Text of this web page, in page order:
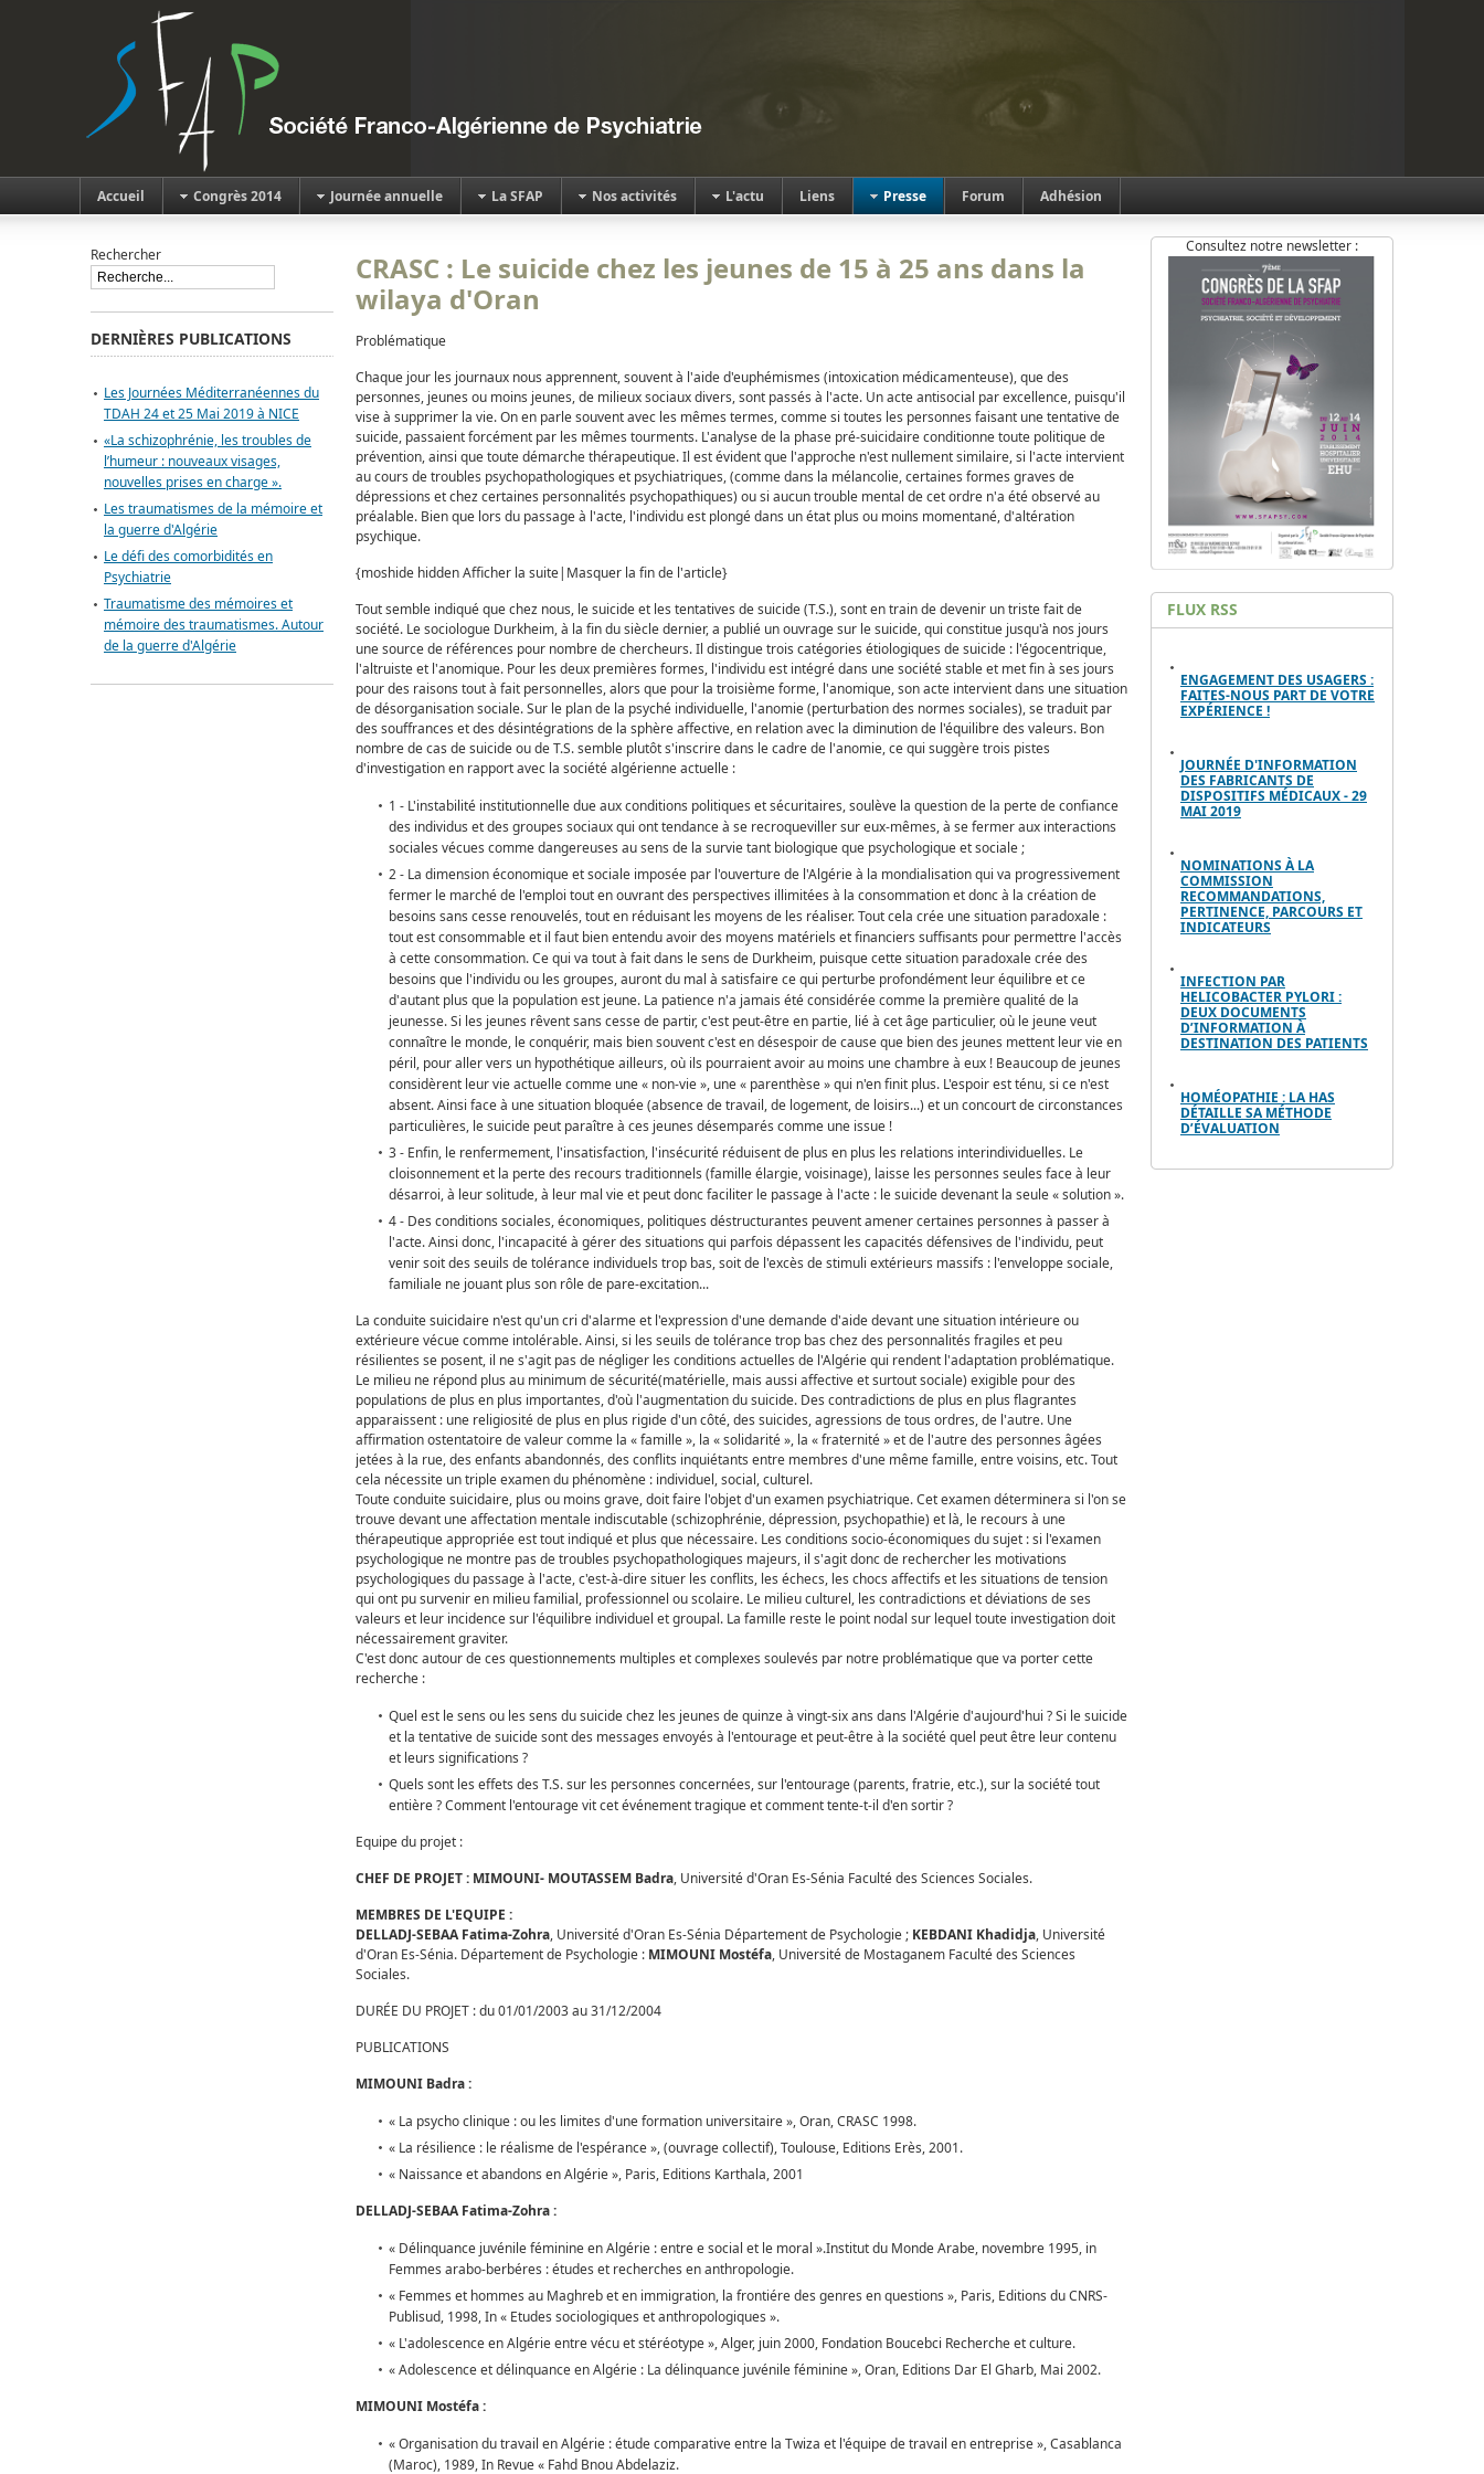
Accueil Congrès 2014 Journée annuelle La SFAP Nos activités L'actu Liens Presse Forum Adhésion
CRASC : Le suicide chez les jeunes de 15 à 25 ans dans la
wilaya d'Oran
Problématique
Chaque jour les journaux nous apprennent, souvent à l'aide d'euphémismes (intoxication médicamenteuse), que des
personnes, jeunes ou moins jeunes, de milieux sociaux divers, sont passés à l'acte. Un acte antisocial par excellence, puisqu'il
vise à supprimer la vie. On en parle souvent avec les mêmes termes, comme si toutes les personnes faisant une tentative de
suicide, passaient forcément par les mêmes tourments. L'analyse de la phase pré-suicidaire conditionne toute politique de
prévention, ainsi que toute démarche thérapeutique. Il est évident que l'approche n'est nullement similaire, si l'acte intervient
au cours de troubles psychopathologiques et psychiatriques, (comme dans la mélancolie, certaines formes graves de
dépressions et chez certaines personnalités psychopathiques) ou si aucun trouble mental de cet ordre n'a été observé au
préalable. Bien que lors du passage à l'acte, l'individu est plongé dans un état plus ou moins momentané, d'altération
psychique.
{moshide hidden Afficher la suite|Masquer la fin de l'article}
Tout semble indiqué que chez nous, le suicide et les tentatives de suicide (T.S.), sont en train de devenir un triste fait de
société. Le sociologue Durkheim, à la fin du siècle dernier, a publié un ouvrage sur le suicide, qui constitue jusqu'à nos jours
une source de références pour nombre de chercheurs. Il distingue trois catégories étiologiques de suicide : l'égocentrique,
l'altruiste et l'anomique. Pour les deux premières formes, l'individu est intégré dans une société stable et met fin à ses jours
pour des raisons tout à fait personnelles, alors que pour la troisième forme, l'anomique, son acte intervient dans une situation
de désorganisation sociale. Sur le plan de la psyché individuelle, l'anomie (perturbation des normes sociales), se traduit par
des souffrances et des désintégrations de la sphère affective, en relation avec la diminution de l'équilibre des valeurs. Bon
nombre de cas de suicide ou de T.S. semble plutôt s'inscrire dans le cadre de l'anomie, ce qui suggère trois pistes
d'investigation en rapport avec la société algérienne actuelle :
1 - L'instabilité institutionnelle due aux conditions politiques et sécuritaires, soulève la question de la perte de confiance
des individus et des groupes sociaux qui ont tendance à se recroqueviller sur eux-mêmes, à se fermer aux interactions
sociales vécues comme dangereuses au sens de la survie tant biologique que psychologique et sociale ;
2 - La dimension économique et sociale imposée par l'ouverture de l'Algérie à la mondialisation qui va progressivement
fermer le marché de l'emploi tout en ouvrant des perspectives illimitées à la consommation et donc à la création de
besoins sans cesse renouvelés, tout en réduisant les moyens de les réaliser. Tout cela crée une situation paradoxale :
tout est consommable et il faut bien entendu avoir des moyens matériels et financiers suffisants pour permettre l'accès
à cette consommation. Ce qui va tout à fait dans le sens de Durkheim, puisque cette situation paradoxale crée des
besoins que l'individu ou les groupes, auront du mal à satisfaire ce qui perturbe profondément leur équilibre et ce
d'autant plus que la population est jeune. La patience n'a jamais été considérée comme la première qualité de la
jeunesse. Si les jeunes rêvent sans cesse de partir, c'est peut-être en partie, lié à cet âge particulier, où le jeune veut
connaître le monde, le conquérir, mais bien souvent c'est en désespoir de cause que bien des jeunes mettent leur vie en
péril, pour aller vers un hypothétique ailleurs, où ils pourraient avoir au moins une chambre à eux ! Beaucoup de jeunes
considèrent leur vie actuelle comme une « non-vie », une « parenthèse » qui n'en finit plus. L'espoir est ténu, si ce n'est
absent. Ainsi face à une situation bloquée (absence de travail, de logement, de loisirs...) et un concourt de circonstances
particulières, le suicide peut paraître à ces jeunes désemparés comme une issue !
3 - Enfin, le renfermement, l'insatisfaction, l'insécurité réduisent de plus en plus les relations interindividuelles. Le
cloisonnement et la perte des recours traditionnels (famille élargie, voisinage), laisse les personnes seules face à leur
désarroi, à leur solitude, à leur mal vie et peut donc faciliter le passage à l'acte : le suicide devenant la seule « solution ».
4 - Des conditions sociales, économiques, politiques déstructurantes peuvent amener certaines personnes à passer à
l'acte. Ainsi donc, l'incapacité à gérer des situations qui parfois dépassent les capacités défensives de l'individu, peut
venir soit des seuils de tolérance individuels trop bas, soit de l'excès de stimuli extérieurs massifs : l'enveloppe sociale,
familiale ne jouant plus son rôle de pare-excitation...
La conduite suicidaire n'est qu'un cri d'alarme et l'expression d'une demande d'aide devant une situation intérieure ou
extérieure vécue comme intolérable. Ainsi, si les seuils de tolérance trop bas chez des personnalités fragiles et peu
résilientes se posent, il ne s'agit pas de négliger les conditions actuelles de l'Algérie qui rendent l'adaptation problématique.
Le milieu ne répond plus au minimum de sécurité(matérielle, mais aussi affective et surtout sociale) exigible pour des
populations de plus en plus importantes, d'où l'augmentation du suicide. Des contradictions de plus en plus flagrantes
apparaissent : une religiosité de plus en plus rigide d'un côté, des suicides, agressions de tous ordres, de l'autre. Une
affirmation ostentatoire de valeur comme la « famille », la « solidarité », la « fraternité » et de l'autre des personnes âgées
jetées à la rue, des enfants abandonnés, des conflits inquiétants entre membres d'une même famille, entre voisins, etc. Tout
cela nécessite un triple examen du phénomène : individuel, social, culturel.
Toute conduite suicidaire, plus ou moins grave, doit faire l'objet d'un examen psychiatrique. Cet examen déterminera si l'on se
trouve devant une affectation mentale indiscutable (schizophrénie, dépression, psychopathie) et là, le recours à une
thérapeutique appropriée est tout indiqué et plus que nécessaire. Les conditions socio-économiques du sujet : si l'examen
psychologique ne montre pas de troubles psychopathologiques majeurs, il s'agit donc de rechercher les motivations
psychologiques du passage à l'acte, c'est-à-dire situer les conflits, les échecs, les chocs affectifs et les situations de tension
qui ont pu survenir en milieu familial, professionnel ou scolaire. Le milieu culturel, les contradictions et déviations de ses
valeurs et leur incidence sur l'équilibre individuel et groupal. La famille reste le point nodal sur lequel toute investigation doit
nécessairement graviter.
C'est donc autour de ces questionnements multiples et complexes soulevés par notre problématique que va porter cette
recherche :
Quel est le sens ou les sens du suicide chez les jeunes de quinze à vingt-six ans dans l'Algérie d'aujourd'hui ? Si le suicide
et la tentative de suicide sont des messages envoyés à l'entourage et peut-être à la société quel peut être leur contenu
et leurs significations ?
Quels sont les effets des T.S. sur les personnes concernées, sur l'entourage (parents, fratrie, etc.), sur la société tout
entière ? Comment l'entourage vit cet événement tragique et comment tente-t-il d'en sortir ?
Equipe du projet :
CHEF DE PROJET : MIMOUNI- MOUTASSEM Badra, Université d'Oran Es-Sénia Faculté des Sciences Sociales.
MEMBRES DE L'EQUIPE :
DELLADJ-SEBAA Fatima-Zohra, Université d'Oran Es-Sénia Département de Psychologie ; KEBDANI Khadidja, Université
d'Oran Es-Sénia. Département de Psychologie : MIMOUNI Mostéfa, Université de Mostaganem Faculté des Sciences
Sociales.
DURÉE DU PROJET : du 01/01/2003 au 31/12/2004
PUBLICATIONS
MIMOUNI Badra :
« La psycho clinique : ou les limites d'une formation universitaire », Oran, CRASC 1998.
« La résilience : le réalisme de l'espérance », (ouvrage collectif), Toulouse, Editions Erès, 2001.
« Naissance et abandons en Algérie », Paris, Editions Karthala, 2001
DELLADJ-SEBAA Fatima-Zohra :
« Délinquance juvénile féminine en Algérie : entre e social et le moral ».Institut du Monde Arabe, novembre 1995, in
Femmes arabo-berbéres : études et recherches en anthropologie.
« Femmes et hommes au Maghreb et en immigration, la frontiére des genres en questions », Paris, Editions du CNRS-
Publisud, 1998, In « Etudes sociologiques et anthropologiques ».
« L'adolescence en Algérie entre vécu et stéréotype », Alger, juin 2000, Fondation Boucebci Recherche et culture.
« Adolescence et délinquance en Algérie : La délinquance juvénile féminine », Oran, Editions Dar El Gharb, Mai 2002.
MIMOUNI Mostéfa :
« Organisation du travail en Algérie : étude comparative entre la Twiza et l'équipe de travail en entreprise », Casablanca
(Maroc), 1989, In Revue « Fahd Bnou Abdelaziz.
Rechercher
DERNIÈRES PUBLICATIONS
Les Journées Méditerranéennes du
TDAH 24 et 25 Mai 2019 à NICE
«La schizophrénie, les troubles de
l’humeur : nouveaux visages,
nouvelles prises en charge ».
Les traumatismes de la mémoire et
la guerre d'Algérie
Le défi des comorbidités en
Psychiatrie
Traumatisme des mémoires et
mémoire des traumatismes. Autour
de la guerre d'Algérie
Consultez notre newsletter :
FLUX RSS
ENGAGEMENT DES USAGERS :
FAITES-NOUS PART DE VOTRE
EXPÉRIENCE !
JOURNÉE D'INFORMATION
DES FABRICANTS DE
DISPOSITIFS MÉDICAUX - 29
MAI 2019
NOMINATIONS À LA
COMMISSION
RECOMMANDATIONS,
PERTINENCE, PARCOURS ET
INDICATEURS
INFECTION PAR
HELICOBACTER PYLORI :
DEUX DOCUMENTS
D’INFORMATION À
DESTINATION DES PATIENTS
HOMÉOPATHIE : LA HAS
DÉTAILLE SA MÉTHODE
D’ÉVALUATION